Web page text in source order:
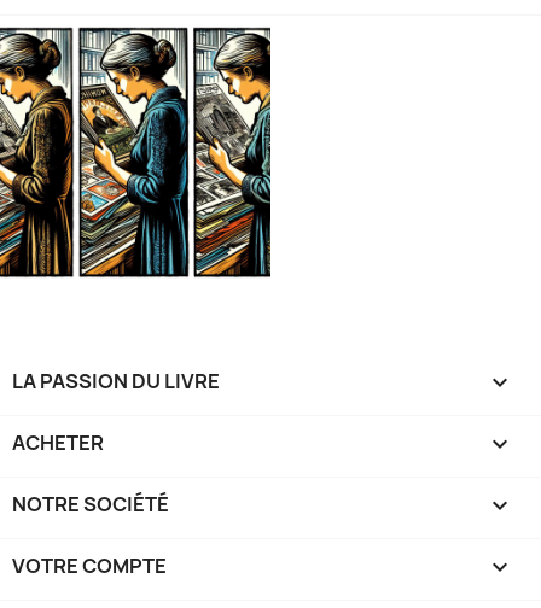
LA PASSION DU LIVRE 
ACHETER 
NOTRE SOCIÉTÉ 
VOTRE COMPTE 